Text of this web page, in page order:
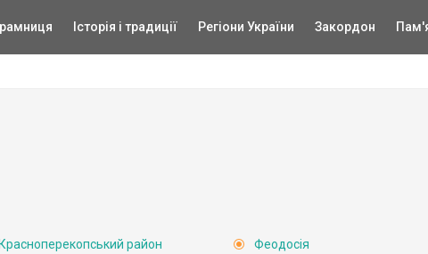
Історія і традиції Регіони України Закордон
Красноперекопський район
Феодосія